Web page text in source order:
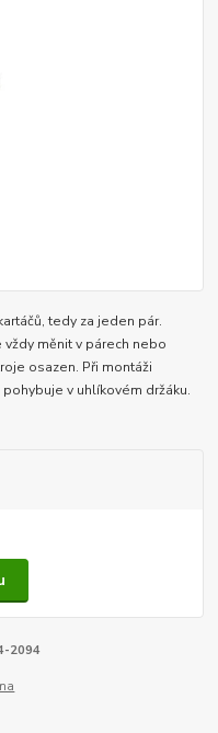
tedy za jeden pár.
měnit v párech nebo
osazen. Při montáži
v uhlíkovém držáku.
2094